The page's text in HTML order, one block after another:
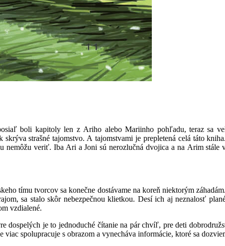
boli kapitoly len z Ariho alebo Mariinho pohľadu, teraz sa
strašné tajomstvo. A tajomstvami je prepletená celá táto
veriť. Iba Ari a Joni sú nerozlučná dvojica a na Arim stále
tímu tvorcov sa konečne dostávame na koreň niektorým
sa stalo skôr nebezpečnou klietkou. Desí ich aj neznalosť
vzdialené.
dospelých je to jednoduché čítanie na pár chvíľ, pre deti
spolupracuje s obrazom a vynecháva informácie, ktoré sa